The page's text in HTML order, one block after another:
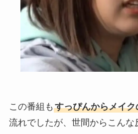
この番組も すっぴんからメイ
流れでしたが、世間からこんな